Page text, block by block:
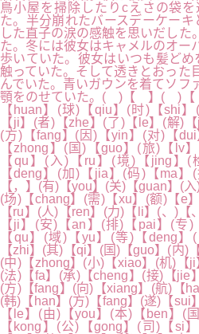
鳥小屋を掃除したりcえさの袋
た。半分崩れたバースデーケー
した直子の涙の感触を思いだした
た。冬には彼女はキャメルのオー
歩いていた。彼女はいつも髪ど
触っていた。そして透きとおった
んでいた。青いガウンを着てソフ
顎をのせていた。( )【 】( )【
【huan】(球)【qiu】(时)【shi
【ji】(者)【zhe】(了)【le】(解)
(方)【fang】(因)【yin】(对)【
【zhong】(国)【guo】(旅)【lv
【qu】(入)【ru】(境)【jing】
【deng】(加)【jia】(码)【ma
【，】(有)【you】(关)【guan】(
(场)【chang】(需)【xu】(额)【e
【ru】(人)【ren】(力)【li】(、)
【ji】(安)【an】(排)【pai】(专
【qu】(域)【yu】(等)【deng
【zhi】(其)【qi】(国)【guo】(内)
(中)【zhong】(小)【xiao】(机)【ji
(法)【fa】(承)【cheng】(接)【jie
(方)【fang】(向)【xiang】(航)【
(韩)【han】(方)【fang】(遂)【sui
【le】(由)【you】(本)【ben】(
【kong】(公)【gong】(司)【si